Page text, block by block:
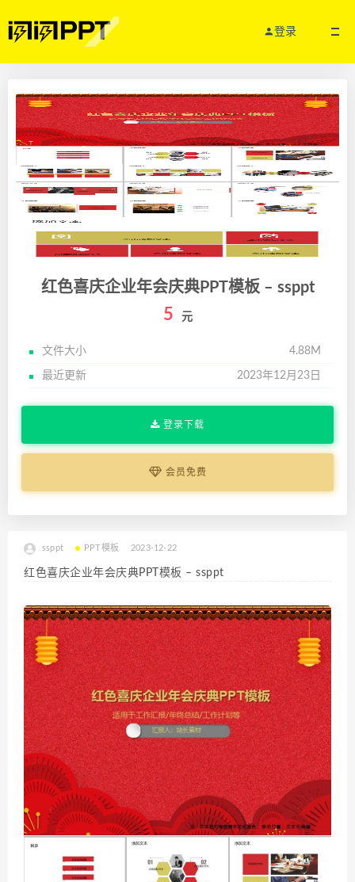
登录
红色喜庆企业年会庆典PPT模板 – ssppt
5 元
文件大小 4.88M
最近更新 2023年12月23日
登录下载
会员免费
ssppt PPT模板 2023-12-22
红色喜庆企业年会庆典PPT模板 – ssppt